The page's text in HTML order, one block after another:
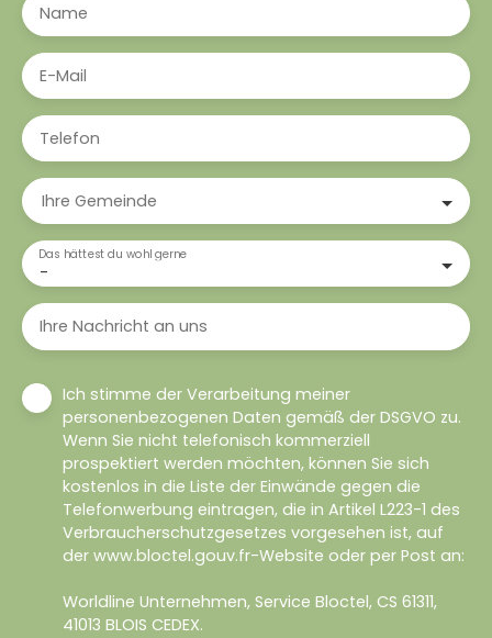
Name
E-Mail
Telefon
Ihre Gemeinde
-
Das hättest du wohl gerne
Ihre Nachricht an uns
Ich stimme der Verarbeitung meiner
personenbezogenen Daten gemäß der DSGVO zu.
Wenn Sie nicht telefonisch kommerziell
prospektiert werden möchten, können Sie sich
kostenlos in die Liste der Einwände gegen die
Telefonwerbung eintragen, die in Artikel L223-1 des
Verbraucherschutzgesetzes vorgesehen ist, auf
der www.bloctel.gouv.fr-Website oder per Post an:
Worldline Unternehmen, Service Bloctel, CS 61311,
41013 BLOIS CEDEX.